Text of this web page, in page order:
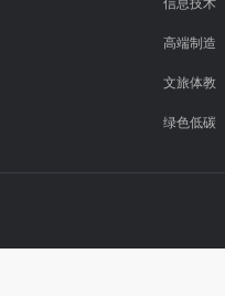
高端制造
文旅体教
绿色低碳